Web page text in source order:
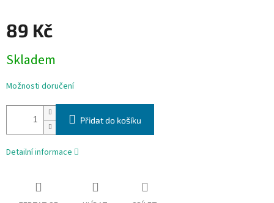
89 Kč
cena:
Skladem
Možnosti doručení
Přidat do košíku
Detailní informace